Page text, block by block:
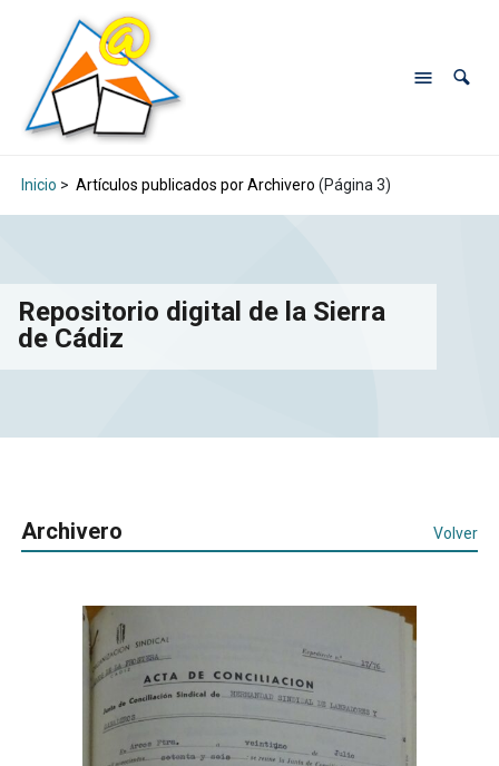
Inicio > Artículos publicados por Archivero (Página 3)
Repositorio digital de la Sierra
de Cádiz
Archivero Volver